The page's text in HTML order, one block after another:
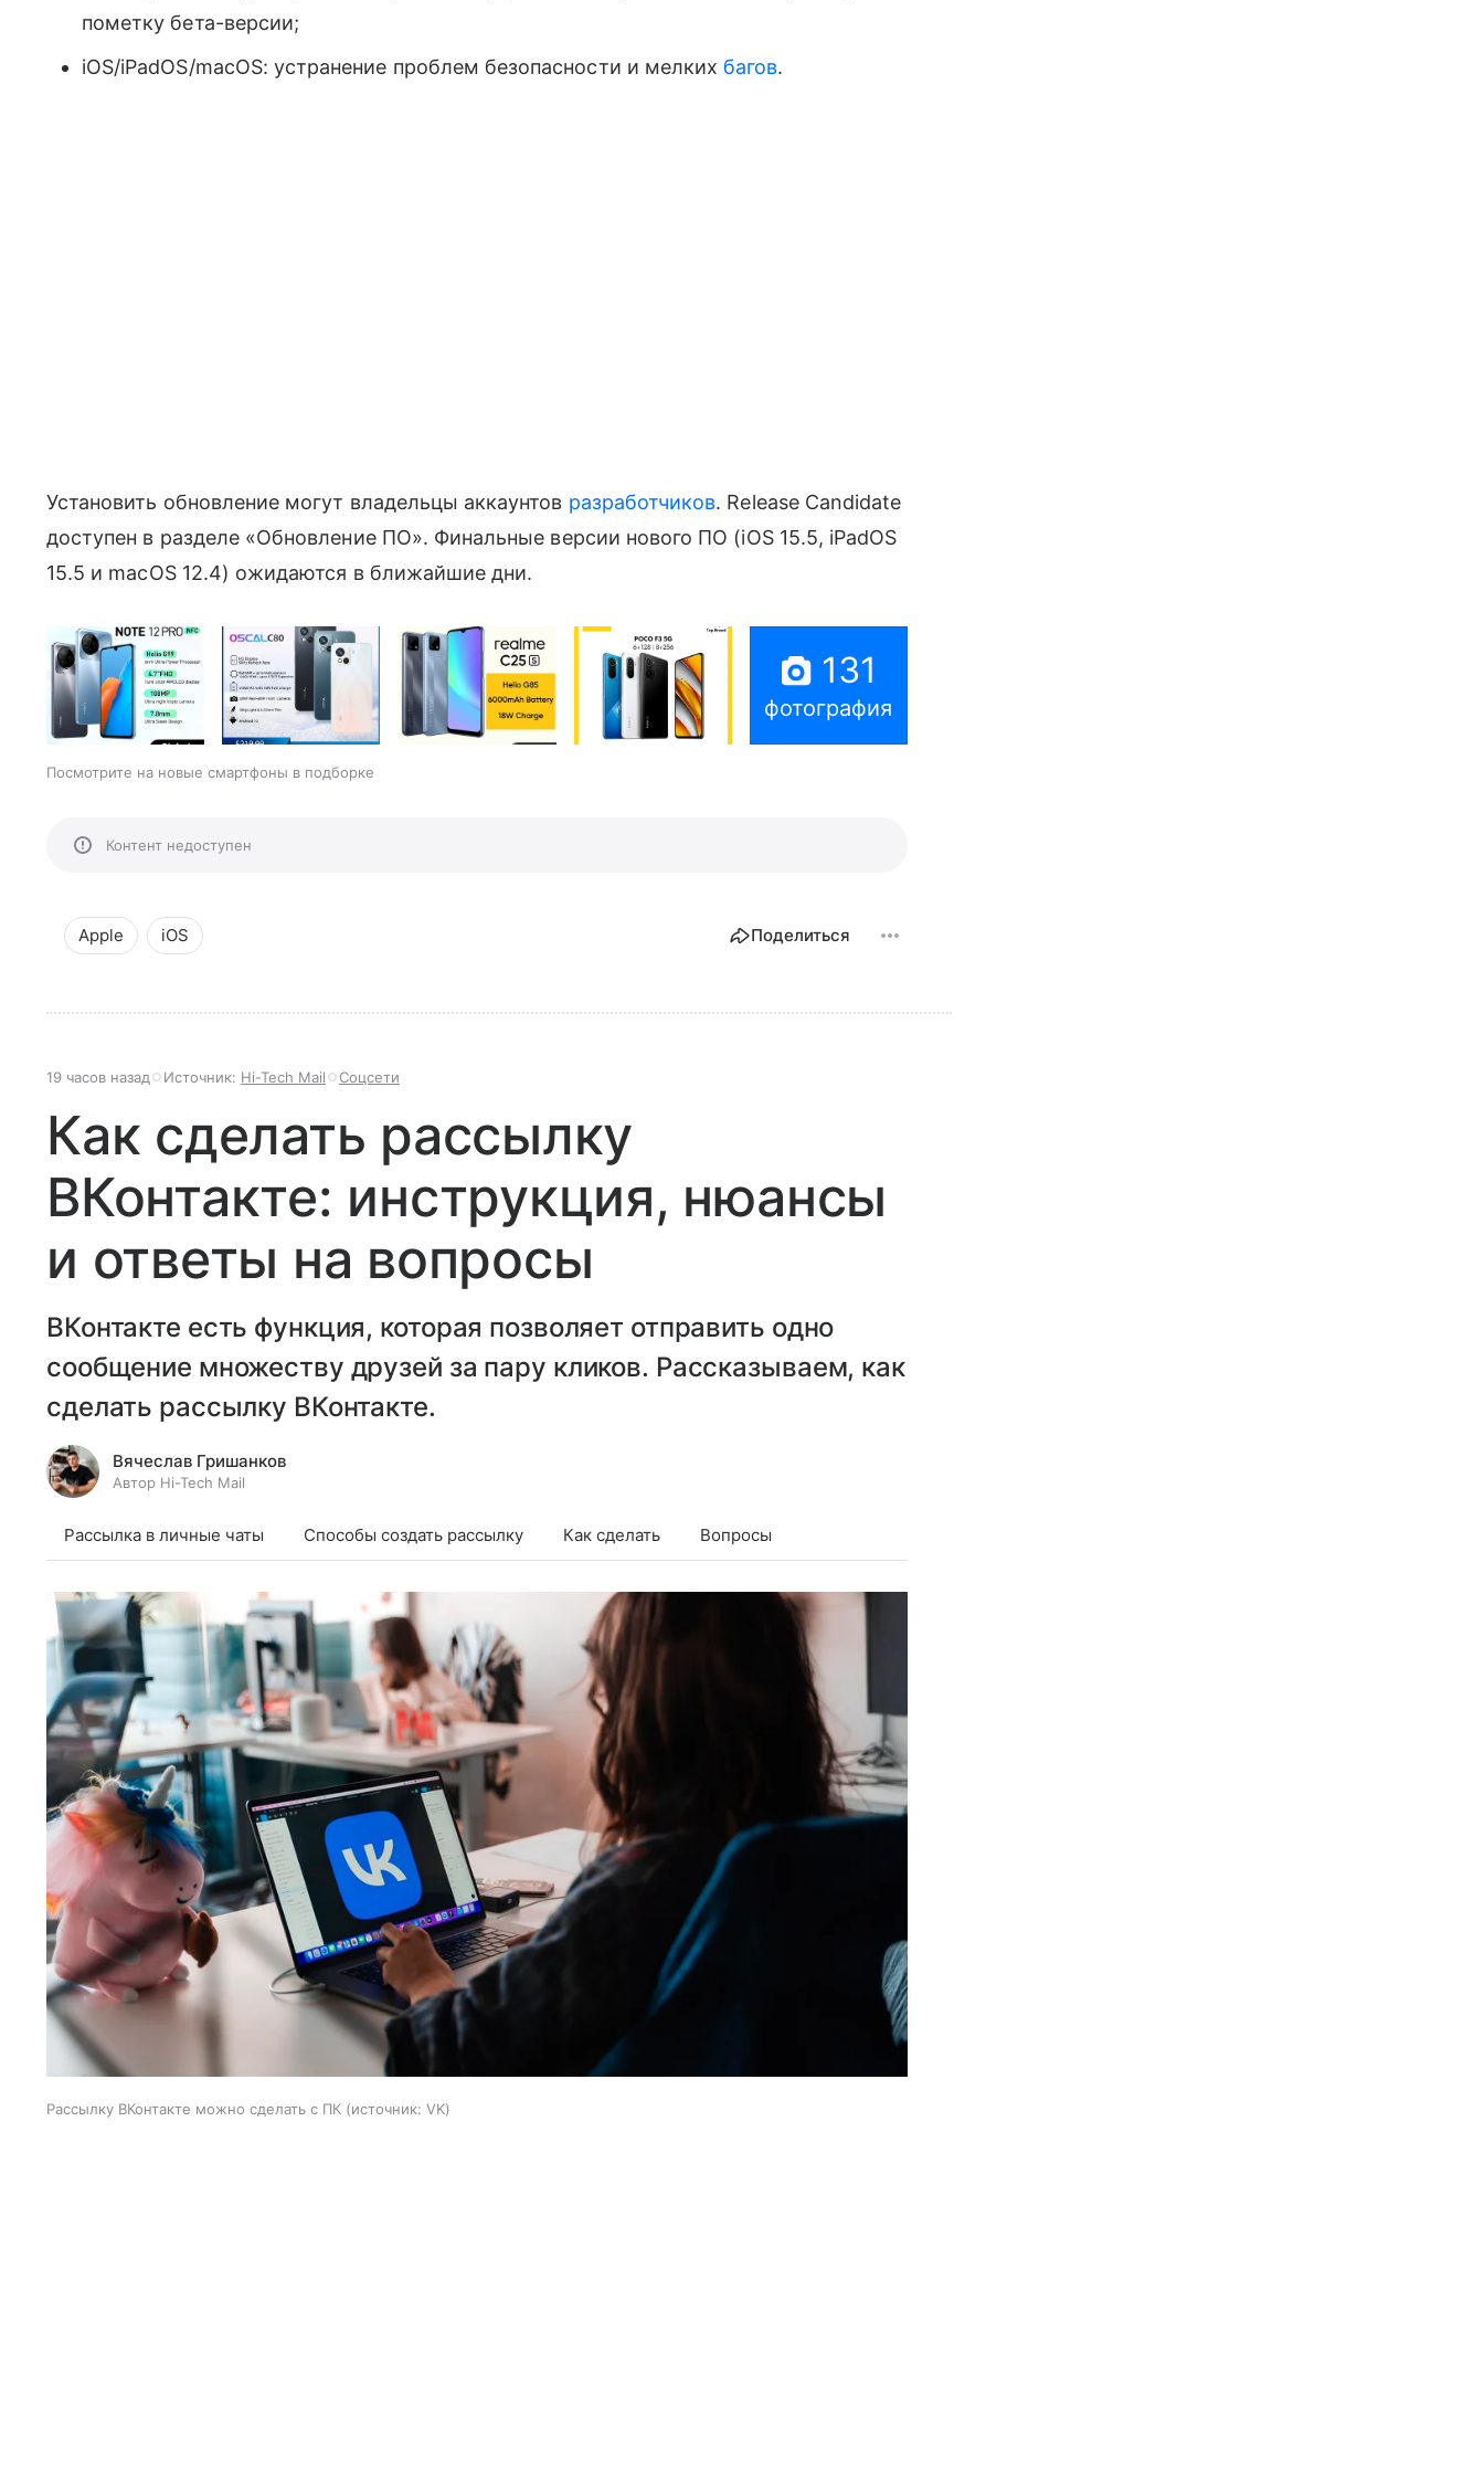
пометку бета-версии;
iOS/iPadOS/macOS: устранение проблем безопасности и мелких багов.
Установить обновление могут владельцы аккаунтов разработчиков. Release Candidate
доступен в разделе «Обновление ПО». Финальные версии нового ПО (iOS 15.5, iPadOS
15.5 и macOS 12.4) ожидаются в ближайшие дни.
131
фотография
Посмотрите на новые смартфоны в подборке
Контент недоступен
Apple iOS Поделиться
19 часов назад Источник: Hi-Tech Mail Соцсети
Как сделать рассылку
ВКонтакте: инструкция, нюансы
и ответы на вопросы
ВКонтакте есть функция, которая позволяет отправить одно
сообщение множеству друзей за пару кликов. Рассказываем, как
сделать рассылку ВКонтакте.
Вячеслав Гришанков
Автор Hi-Tech Mail
Рассылка в личные чаты Cпособы создать рассылку Как сделать Вопросы
Рассылку ВКонтакте можно сделать с ПК источник: VK